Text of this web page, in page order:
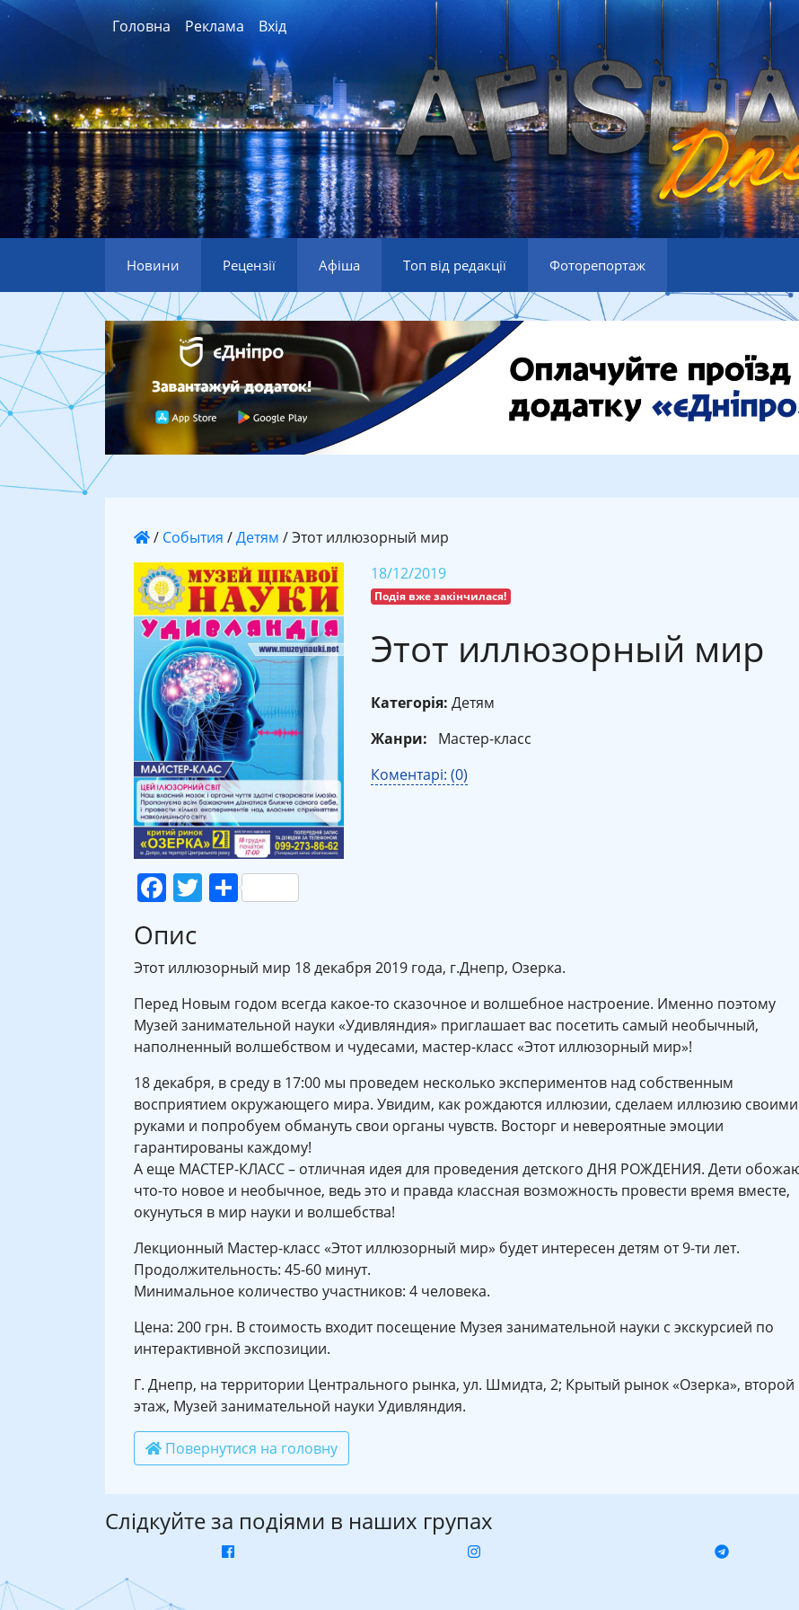
Головна Реклама Вхід
Новини Рецензії Афіша Топ від редакції Фоторепортаж
/ События /Детям /Этот иллюзорный мир
Facebook
Twitter
Поділитися
18/12/2019
Подія вже закінчилася!
Этот иллюзорный мир
Категорія: Детям
Жанри:
Мастер-класс
Коментарі: (0)
Опис
Этот иллюзорный мир 18 декабря 2019 года, г.Днепр, Озерка.
Перед Новым годом всегда какое-то сказочное и волшебное настроение. Именно поэтому
Музей занимательной науки «Удивляндия» приглашает вас посетить самый необычный,
наполненный волшебством и чудесами, мастер-класс «Этот иллюзорный мир»!
18 декабря, в среду в 17:00 мы проведем несколько экспериментов над собственным
восприятием окружающего мира. Увидим, как рождаются иллюзии, сделаем иллюзию своими
руками и попробуем обмануть свои органы чувств. Восторг и невероятные эмоции
гарантированы каждому!
А еще МАСТЕР-КЛАСС – отличная идея для проведения детского ДНЯ РОЖДЕНИЯ. Дети
что-то новое и необычное, ведь это и правда классная возможность провести время вместе,
окунуться в мир науки и волшебства!
Лекционный Мастер-класс «Этот иллюзорный мир» будет интересен детям от 9-ти лет.
Продолжительность: 45-60 минут.
Минимальное количество участников: 4 человека.
Цена: 200 грн. В стоимость входит посещение Музея занимательной науки с экскурсией по
интерактивной экспозиции.
Г. Днепр, на территории Центрального рынка, ул. Шмидта, 2; Крытый рынок «Озерка», второй
этаж, Музей занимательной науки Удивляндия.
Повернутися на головну
Слідкуйте за подіями в наших групах